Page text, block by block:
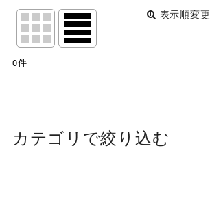
表示順変更
表示数
0件
カテゴリで絞り込む